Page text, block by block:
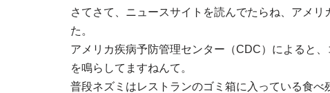
さてさて、ニュースサイトを読んでたらね、アメ
た。
アメリカ疾病予防管理センター（CDC）によると
を鳴らしてますねんて。
普段ネズミはレストランのゴミ箱に入っている食